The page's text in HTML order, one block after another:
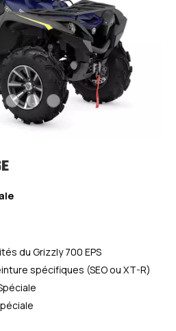
du Grizzly 700 EPS
spécifiques (SEO ou XT-R)